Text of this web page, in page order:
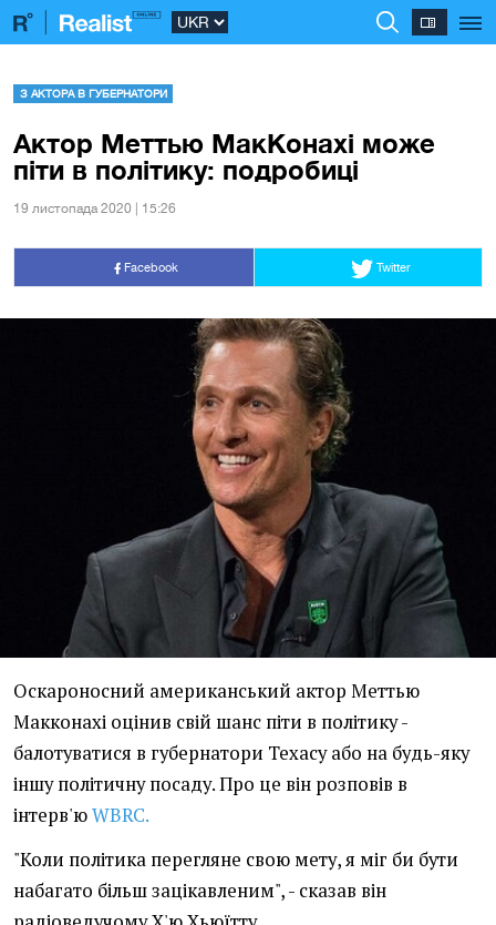
З АКТОРА В ГУБЕРНАТОРИ
Актор Меттью МакКонахі може
піти в політику: подробиці
19 листопада 2020 | 15:26
Facebook Twitter
Оскароносний американський актор Меттью
Макконахі оцінив свій шанс піти в політику -
балотуватися в губернатори Техасу або на будь-яку
іншу політичну посаду. Про це він розповів в
інтерв'юWBRC.
"Коли політика перегляне свою мету, я міг би бути
набагато більш зацікавленим", - сказав він